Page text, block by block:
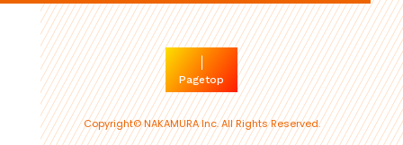
Pagetop
Copyright© NAKAMURA Inc. All Rights Reserved.